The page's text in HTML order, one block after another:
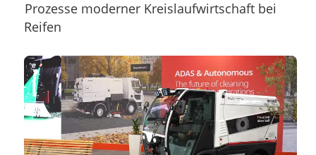
Prozesse moderner Kreislaufwirtschaft bei
Reifen